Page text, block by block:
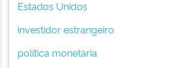
Estados Unidos
investidor estrangeiro
política monetária